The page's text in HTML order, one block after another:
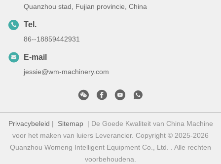
Quanzhou stad, Fujian provincie, China
Tel.
86--18859442931
E-mail
jessie@wm-machinery.com
Privacybeleid | Sitemap| De Goede Kwaliteit van China Machine
voor het maken van luiers Leverancier. Copyright © 2025-2026
Quanzhou Womeng Intelligent Equipment Co., Ltd. . Alle rechten
voorbehoudena.